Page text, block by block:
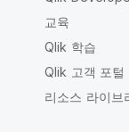
교육
Qlik 학습
Qlik 고객 포털
리소스 라이브